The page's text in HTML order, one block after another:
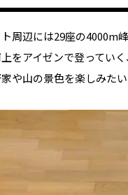
周辺には29座の4000m
をアイゼンで登ってい
や山の景色を楽しみた